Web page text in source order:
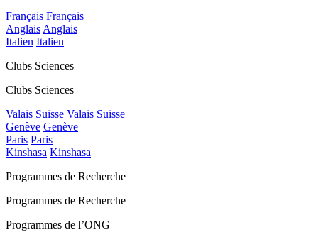
Français Français
AnglaisAnglais
Italien Italien
Clubs Sciences
Clubs Sciences
Valais Suisse Valais Suisse
Genève Genève
Paris Paris
Kinshasa Kinshasa
Programmes de Recherche
Programmes de Recherche
Programmes de l’ONG